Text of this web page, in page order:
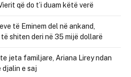
që do t’i duam këtë verë
të Eminem del në ankand,
shiten deri në 35 mijë dollarë
jeta familjare, Ariana Lirey ndan
djalin e saj